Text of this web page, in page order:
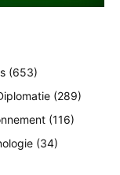
(653)
(289)
(116)
(34)